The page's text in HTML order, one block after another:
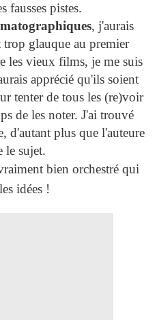
fausses pistes.
, j'aurais
trop glauque au premier
les vieux films, je me suis
apprécié qu'ils soient
tenter de tous les (re)voir
de les noter. J'ai trouvé
d'autant plus que l'auteure
le sujet.
bien orchestré qui
idées !